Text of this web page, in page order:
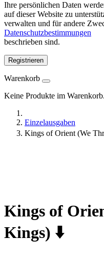
Ihre persönlichen Daten
auf dieser Website zu
verwalten und für andere
Datenschutzbestimmungen
beschrieben sind.
Registrieren
Warenkorb
Keine Produkte im Warenkorb.
Einzelausgaben
Kings of Orient (We
Kings of
Kings) ⬇️